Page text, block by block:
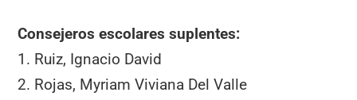
Consejeros escolares suplentes:
1. Ruiz, Ignacio David
2. Rojas, Myriam Viviana Del Valle